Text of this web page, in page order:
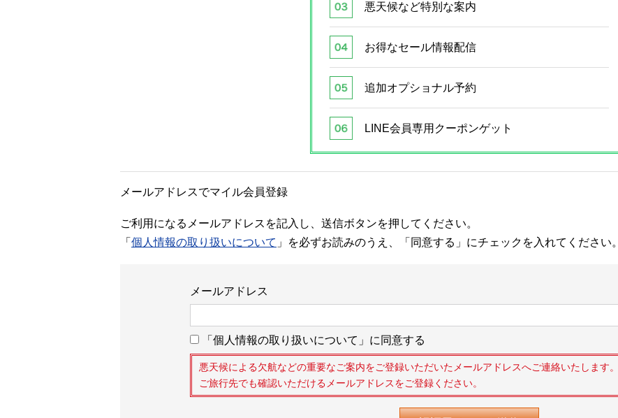
悪天候など特別な案内
お得なセール情報配信
追加オプショナル予約
LINE会員専用クーポンゲット
メールアドレスでマイル会員登録
ご利用になるメールアドレスを記入し、送信ボタンを押してください。
「 個人情報の取り扱いについて 」を必ずお読みのうえ、「同意する」にチェックを入れてください。
メールアドレス
「個人情報の取り扱いについて」に同意する
悪天候による欠航などの重要なご案内をご登録いただいたメールアドレスへご連絡いたします。
ご旅行先でも確認いただけるメールアドレスをご登録ください。